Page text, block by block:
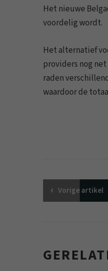
Het nieuwe
voordelig wordt.
Het alternatief
providers nog
raden
waardoor de
Vorigeartikel